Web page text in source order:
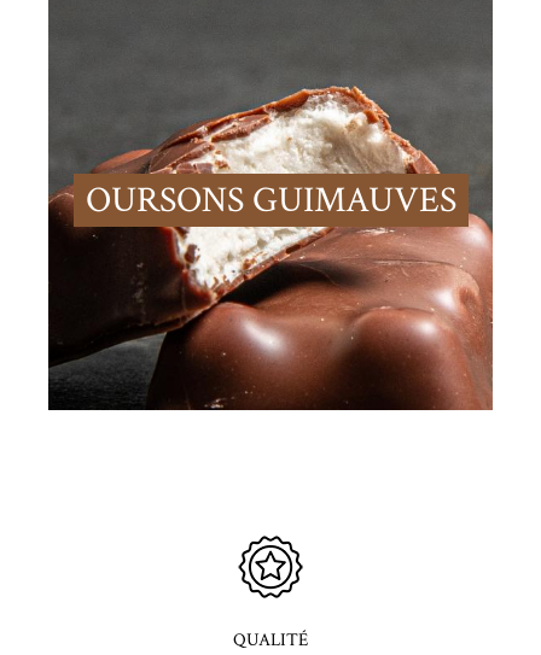
OURSONS GUIMAUVES
QUALITÉ